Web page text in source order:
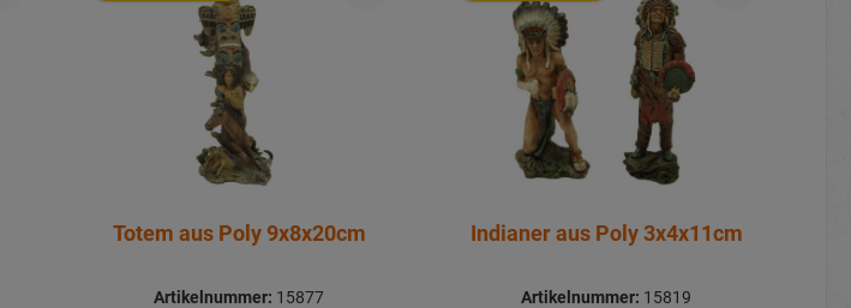
Totem aus Poly 9x8x20cm
Artikelnummer: 15877
Indianer aus Poly 3x4x11cm
Artikelnummer: 15819